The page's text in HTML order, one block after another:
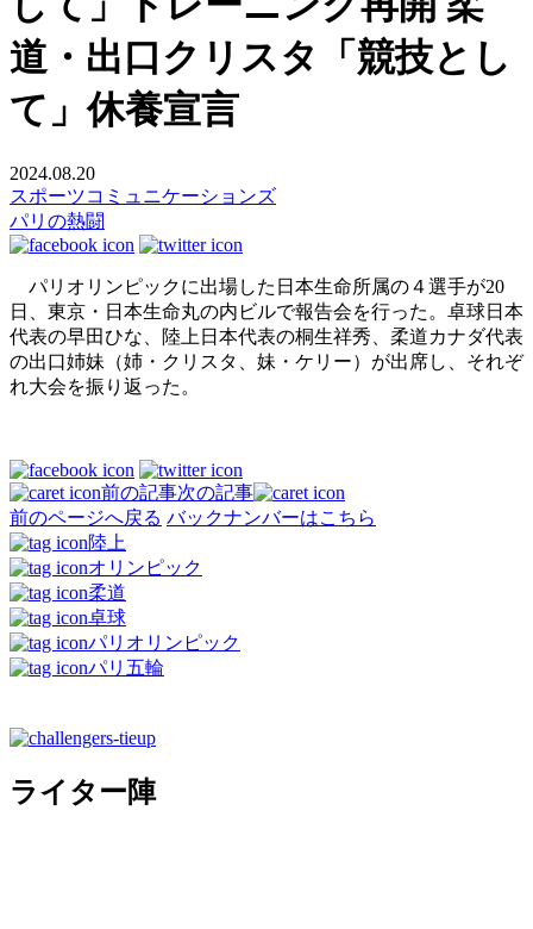
道・出口クリスタ「競技とし
て」休養宣言
2024.08.20
スポーツコミュニケーションズ
パリの熱闘
パリオリンピックに出場した日本生命所属の４選手が20
日、東京・日本生命丸の内ビルで報告会を行った。卓球日本
代表の早田ひな、陸上日本代表の桐生祥秀、柔道カナダ代表
の出口姉妹（姉・クリスタ、妹・ケリー）が出席し、それぞ
れ大会を振り返った。
前の記事次の記事
前のページへ戻る バックナンバーはこちら
陸上
オリンピック
柔道
卓球
パリオリンピック
パリ五輪
ライター陣